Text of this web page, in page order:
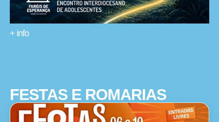
+ info
FESTAS E ROMARIAS